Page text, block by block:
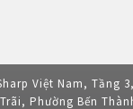
Việt Nam, Tầng
Phường Bến